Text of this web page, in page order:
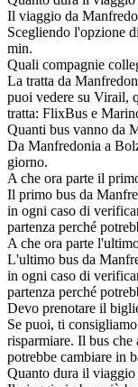
Il viaggio da
Scegliendo l'opzione
min.
Quali compagnie
La tratta da
puoi vedere su Virail,
tratta: FlixBus e
Quanti bus vanno da
Da Manfredonia a
giorno.
A che ora parte il
Il primo bus da
in ogni caso di
partenza perché
A che ora parte
L'ultimo bus da
in ogni caso di
partenza perché
Devo prenotare il
Se puoi, ti
risparmiare. Il bus
potrebbe cambiare in
Quanto dura il